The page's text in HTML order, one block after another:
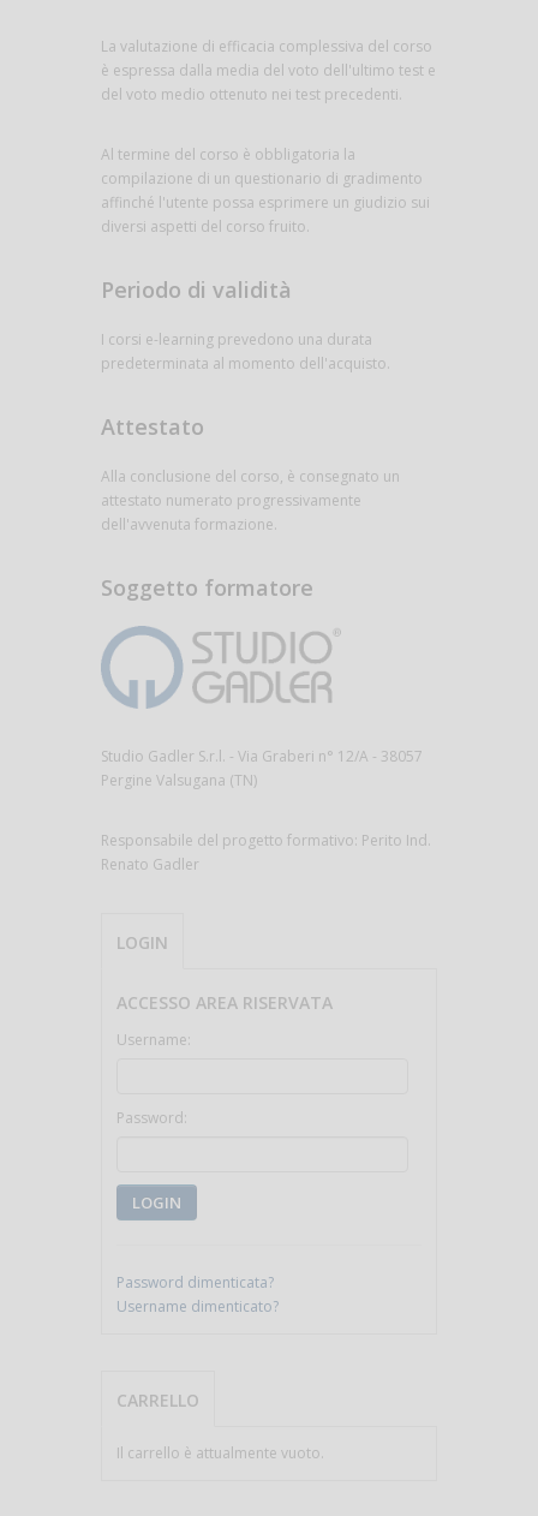
La valutazione di efficacia complessiva del corso
è espressa dalla media del voto dell'ultimo test e
del voto medio ottenuto nei test precedenti.
Al termine del corso è obbligatoria la
compilazione di un questionario di gradimento
affinché l'utente possa esprimere un giudizio sui
diversi aspetti del corso fruito.
Periodo di validità
I corsi e-learning prevedono una durata
predeterminata al momento dell'acquisto.
Attestato
Alla conclusione del corso, è consegnato un
attestato numerato progressivamente
dell'avvenuta formazione.
Soggetto formatore
Studio Gadler S.r.l. - Via Graberi n° 12/A - 38057
Pergine Valsugana (TN)
Responsabile del progetto formativo: Perito Ind.
Renato Gadler
LOGIN
ACCESSO AREA RISERVATA
Username:
Password:
LOGIN
Password dimenticata?
Username dimenticato?
CARRELLO
Il carrello è attualmente vuoto.